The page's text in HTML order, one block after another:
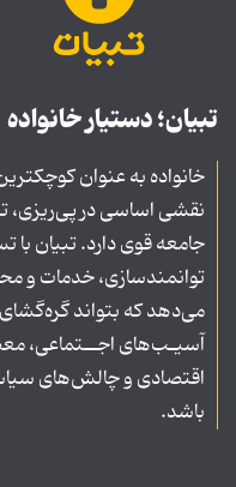
تبیان؛ دستیار خانواده
خانواده به عنوان
نقشی اساسی در پی‌ریزی،
جامعه قوی دارد. تبیان
توانمندسازی، خدمات و
می‌دهد که بتواند
آسیـب‌های اجــتماعی،
اقتصادی و چالش‌های
باشد.